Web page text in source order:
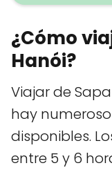
¿Cómo
Hanói?
Viajar de
hay
disponibles.
entre 5 y 6